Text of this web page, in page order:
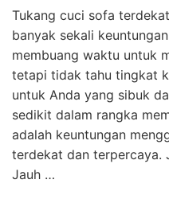
Tukang cuci sofa
banyak sekali
membuang waktu untuk
tetapi tidak tahu tingkat
untuk Anda yang sibuk
sedikit dalam rangka
adalah keuntungan
terdekat dan terpercaya.
Jauh …